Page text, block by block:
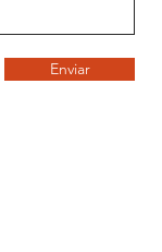
Enviar